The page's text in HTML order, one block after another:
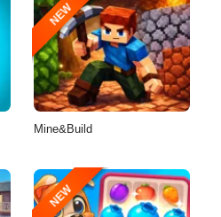
NEW
Mine&Build
NEW